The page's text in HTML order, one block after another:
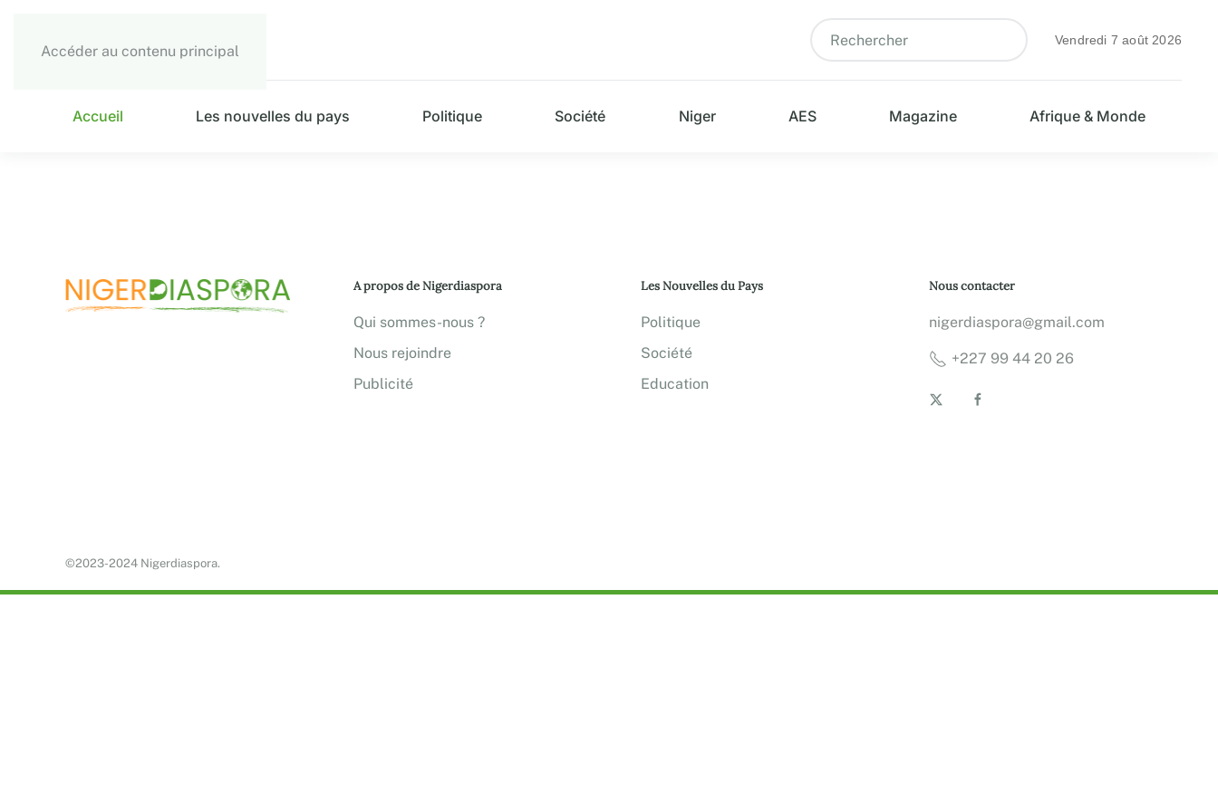
Accéder au contenu principal
Vendredi 7 août 2026
Accueil Les nouvelles du pays Politique Société Niger AES Magazine Afrique & Monde
A propos de Nigerdiaspora
Qui sommes-nous ?
Nous rejoindre
Publicité
Les Nouvelles du Pays
Politique
Société
Education
Nous contacter
nigerdiaspora@gmail.com
+227 99 44 20 26
©2023-2024 Nigerdiaspora.